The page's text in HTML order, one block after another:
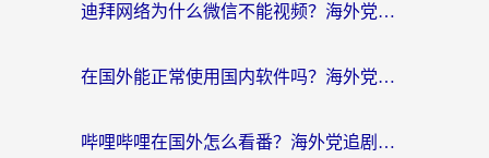
迪拜网络为什么微信不能视频？海外党必看的回国加速全攻略
在国外能正常使用国内软件吗？海外党亲测有效的无缝访问指南
哔哩哔哩在国外怎么看番？海外党追剧看片的终极解决方案